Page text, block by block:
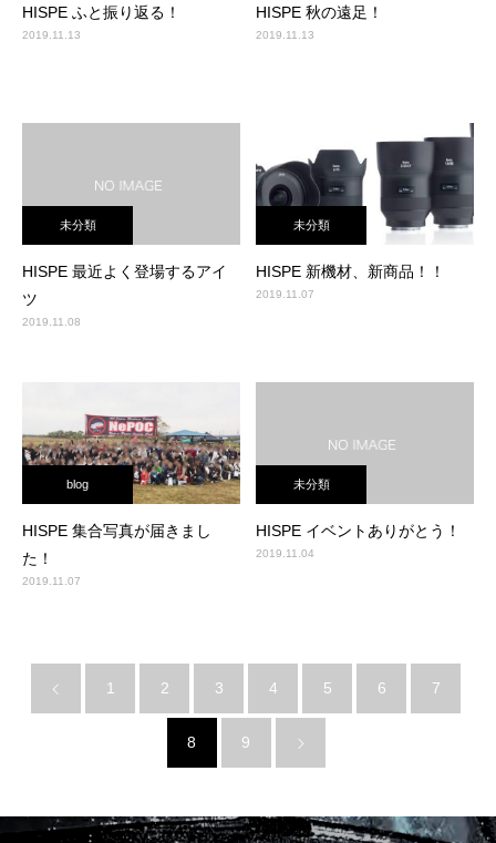
HISPE ふと振り返る！
2019.11.13
HISPE 秋の遠足！
2019.11.13
未分類
HISPE 最近よく登場するアイ
ツ
2019.11.08
未分類
HISPE 新機材、新商品！！
2019.11.07
blog
HISPE 集合写真が届きまし
た！
2019.11.07
未分類
HISPE イベントありがとう！
2019.11.04
1 2 3 4 5 6 7
8 9